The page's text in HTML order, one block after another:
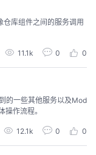
库组件之间的服务调用
11.1k 0 0
的一些其他服务以及Mod
作流程。
12.1k 0 0